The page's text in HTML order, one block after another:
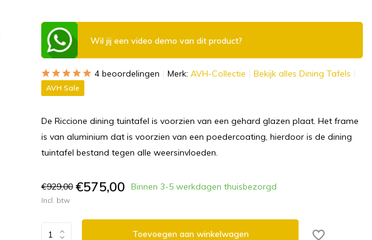
Wil jij een video demo van dit product?
4 beoordelingen Merk: AVH-Collectie Bekijk alles Dining Tafels
AVH Sale
De Riccione dining tuintafel is voorzien van een gehard glazen plaat. Het frame
is van aluminium dat is voorzien van een poedercoating, hierdoor is de dining
tuintafel bestand tegen alle weersinvloeden.
€929,00 €575,00 Binnen 3-5 werkdagen thuisbezorgd
Incl. btw
Toevoegen aan winkelwagen